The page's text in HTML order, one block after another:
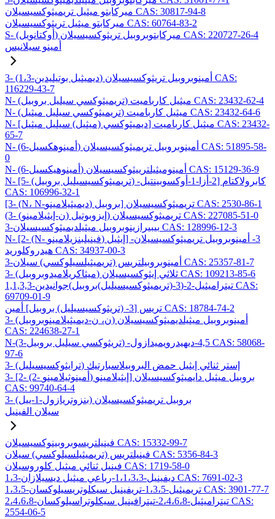
ميركابتو ميثيل تريميثوكسيسيلان CAS: 30817-94-8
ميركابتو ميثيل تريثوكسيسيلان CAS: 60764-83-2
S- (أوكتانويل) ميركابتوبروبيل تريثوكسيسيلان CAS: 220727-26-4
أمينو سيلانيس
3- (1،3-ديميثيل بوتيليدين) أمينوبروبيل تريثوكسيسيلان CAS:
116229-43-7
N- (تريميثوكسي سيليل بروبيل) ميثيل كارباميت CAS: 23432-62-4
N- (تريميثوكسي سيليل ميثيل) ميثيل كارباميت CAS: 23432-64-6
N- [ديميثوكسي (ميثيل) سيليل ميثيل] ميثيل كارباميت CAS: 23432-
65-7
N- (6-أمينوهكسيل) أمينوبروبيل تريميثوكسيسيلان CAS: 51895-58-
0
N- (6-أمينوهيكسيل) أمينوميثيلترييثوكسيسيلان CAS: 15129-36-9
N- [5- (تريميثوكسيسيليل بروبيل) -2-أزا-1-أوكسوبينتيل] كابرولاكتام
CAS: 106996-32-1
[3- (N، N-ديميثيلامينو) بروبيل] تريميثوكسيسيلان CAS: 2530-86-1
(3- (ن-إيثيلامينو) إيزوبوتيل) تريميثوكسيسيلان CAS: 227085-51-0
3-بيبيرازينوبروبيل ميثيلديميثوكسيسيلان CAS: 128996-12-3
N- [2- (N- فينيلبنزيلامينو) إيثيل] -3- أمينوبروبيل تريميثوكسيسيلان
هيدروكلوريد CAS: 34937-00-3
3-أمينوبروبيلتريس (تريميثيلسيلوكسي) سيلان CAS: 25357-81-7
3- (ميثاكريلاميدوبروبيل) ثلاثي إيثوكسيسيلان CAS: 109213-85-6
1,1,3,3-تيتراميثيل-2-(3-(تريميثوكسيسيليل)بروبيل)جوانيدين CAS:
69709-01-9
تريس [3- (تريثوكسيسيليل) بروبيل] أمين CAS: 18784-74-2
3- (ن، ن-ديميثيلامينوبروبيل) أمينوبروبيل ميثيلديميثوكسيسيلان
CAS: 224638-27-1
N-(3-تريثوكسي سيليل بروبيل) -4,5-ديهيدرويميدازول CAS: 58068-
97-6
3- (ترايثوكسيسيليل) إستر ثنائي إيثيل حمض البروبيلاسبارتيك
3- [2- (2- أمينوثيلامينو) إيثيلامينو] بروبيل ميثيل دايميثوكسيسيلان
CAS: 99740-64-4
3- (بنزوتريازول-1-ييل) بروبيل تريميثوكسيسيلان
سيلان الفينيل
فينيلتريسوبروبينوكسيسيلان CAS: 15332-99-7
فينيلتريس (تريميثيلسيلوكسي) سيلان CAS: 5356-84-3
فينيل ثنائي ميثيل كلوروسيلان CAS: 1719-58-0
1،3-ديفينيل-1،1،3،3-رباعي ميثيل ديسيلازان CAS: 7691-02-3
1،3،5-تريميثيل-1،3،5-تريفينيل سيكلوتريسيلوكسان CAS: 3901-77-7
2،4،6،8-تيتراميثيل-2،4،6،8-تيترافينيل سيكلوتراسيلوكسان CAS:
2554-06-5